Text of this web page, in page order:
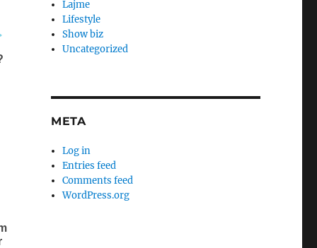
Lajme
Lifestyle
Show biz
Uncategorized
META
Log in
Entries feed
Comments feed
WordPress.org